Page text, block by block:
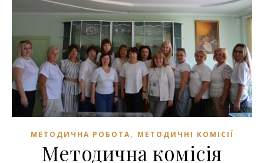
МЕТОДИЧНА РОБОТА, МЕТОДИЧНІ КОМІСІЇ
Методична комісія